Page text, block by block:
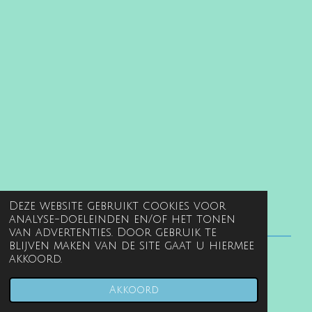
Deze website gebruikt cookies voor
analyse-doeleinden en/of het tonen
van advertenties. Door gebruik te
blijven maken van de site gaat u hiermee
akkoord.
Akkoord
© 2022 - 2026 www.gentille.nl
JouwWeb